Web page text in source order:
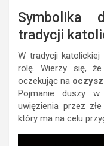
Symbolika
tradycji
W tradycji
rolę. Wierzy się,
oczekując na
Pojmanie duszy
uwięzienia przez
który ma na celu